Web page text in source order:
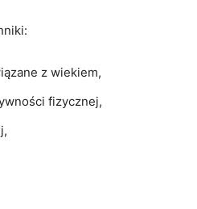
z wiekiem,
fizycznej,